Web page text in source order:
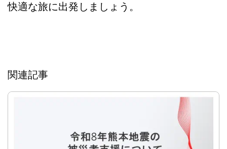
快適な旅に出発しましょう。
関連記事